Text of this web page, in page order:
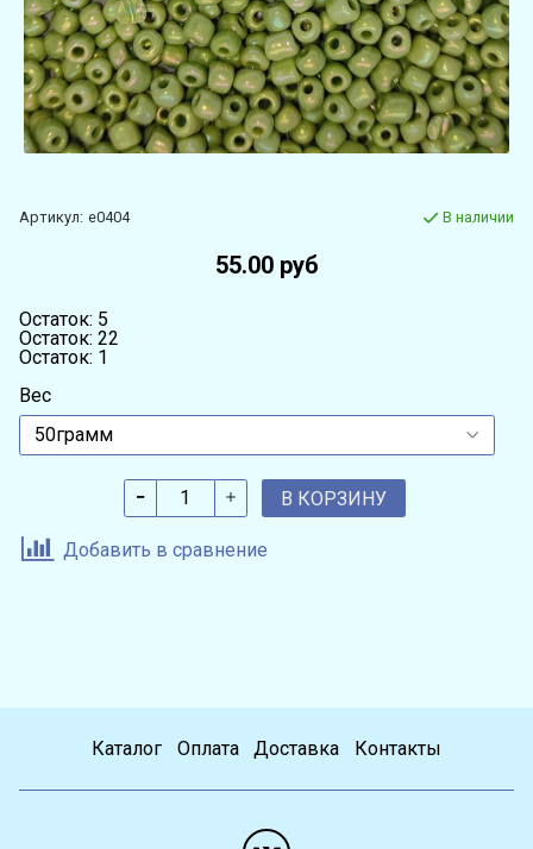
Артикул: e0404 В наличии
55.00 руб
Остаток: 5
Остаток: 22
Остаток: 1
Вес
В КОРЗИНУ
Добавить в сравнение
Каталог Оплата Доставка Контакты